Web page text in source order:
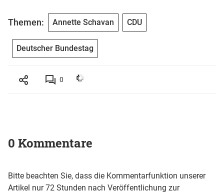
Themen: Annette Schavan CDU
Deutscher Bundestag
0
0 Kommentare
Bitte beachten Sie, dass die Kommentarfunktion unserer
Artikel nur 72 Stunden nach Veröffentlichung zur